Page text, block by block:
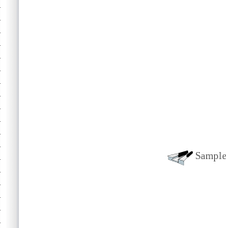
Sample